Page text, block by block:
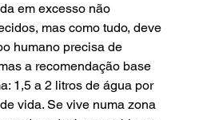
em excesso não
mas como tudo, deve
humano precisa de
a recomendação base
1,5 a 2 litros de água por
vida. Se vive numa zona